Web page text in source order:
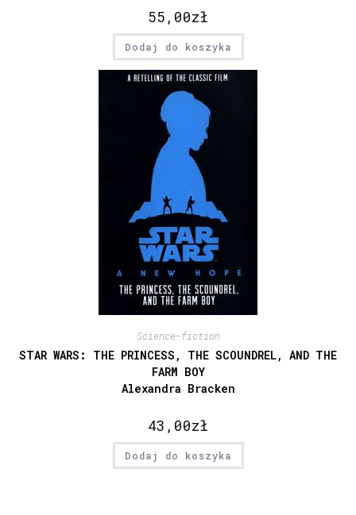
55,00zł
Dodaj do koszyka
Science-fiction
STAR WARS: THE PRINCESS, THE SCOUNDREL, AND THE
FARM BOY
Alexandra Bracken
43,00zł
Dodaj do koszyka